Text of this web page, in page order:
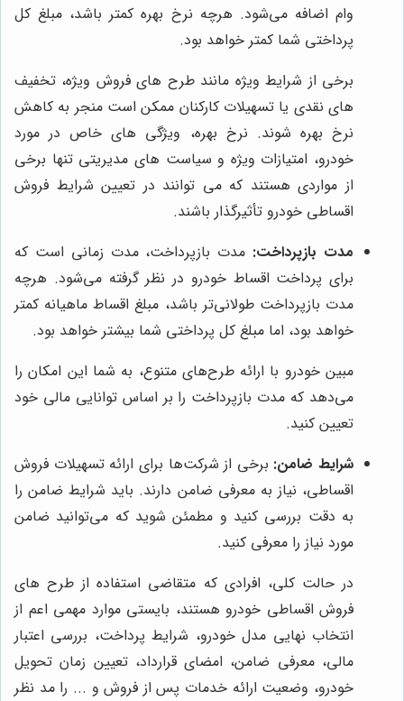
وام اضافه می‌شود. هرچه نرخ بهره کمتر باشد، مبلغ کل
پرداختی شما کمتر خواهد بود.
برخی از شرایط ویژه مانند طرح های فروش ویژه، تخفیف
های نقدی یا تسهیلات کارکنان ممکن است منجر به کاهش
نرخ بهره شوند. نرخ بهره، ویژگی های خاص در مورد
خودرو، امتیازات ویژه و سیاست های مدیریتی تنها برخی
از مواردی هستند که می توانند در تعیین شرایط فروش
اقساطی خودرو تأثیرگذار باشند.
مدت بازپرداخت: مدت بازپرداخت، مدت زمانی است که
برای پرداخت اقساط خودرو در نظر گرفته می‌شود. هرچه
مدت بازپرداخت طولانی‌تر باشد، مبلغ اقساط ماهیانه کمتر
خواهد بود، اما مبلغ کل پرداختی شما بیشتر خواهد بود.
مبین خودرو با ارائه طرح‌های متنوع، به شما این امکان را
می‌دهد که مدت بازپرداخت را بر اساس توانایی مالی خود
تعیین کنید.
شرایط ضامن: برخی از شرکت‌ها برای ارائه تسهیلات فروش
اقساطی، نیاز به معرفی ضامن دارند. باید شرایط ضامن را
به دقت بررسی کنید و مطمئن شوید که می‌توانید ضامن
مورد نیاز را معرفی کنید.
در حالت کلی، افرادی که متقاضی استفاده از طرح های
فروش اقساطی خودرو هستند، بایستی موارد مهمی اعم از
انتخاب نهایی مدل خودرو، شرایط پرداخت، بررسی اعتبار
مالی، معرفی ضامن، امضای قرارداد، تعیین زمان تحویل
خودرو، وضعیت ارائه خدمات پس از فروش و ... را مد نظر